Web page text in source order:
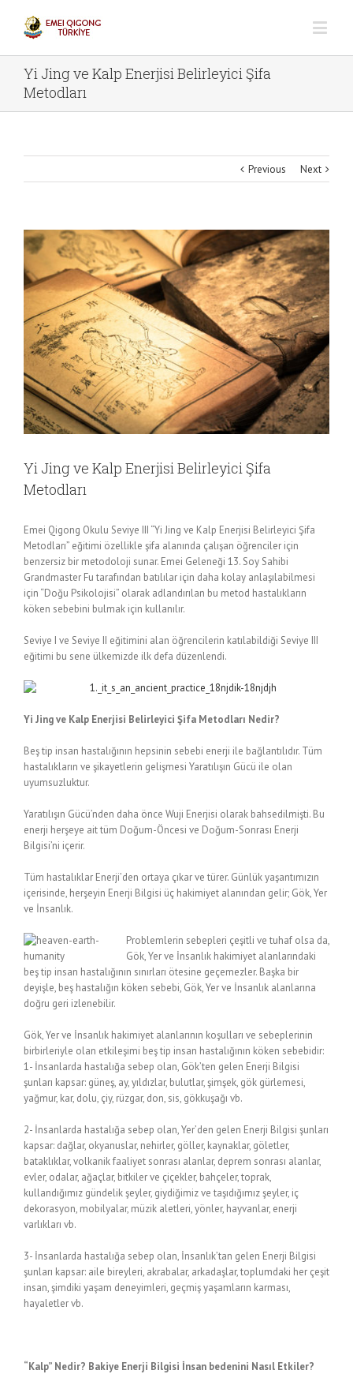
Yi Jing ve Kalp Enerjisi Belirleyici Şifa
Metodları
Previous Next
Yi Jing ve Kalp Enerjisi Belirleyici Şifa
Metodları
Emei Qigong Okulu Seviye III “Yi Jing ve Kalp Enerjisi Belirleyici Şifa
Metodları” eğitimi özellikle şifa alanında çalışan öğrenciler için
benzersiz bir metodoloji sunar. Emei Geleneği 13. Soy Sahibi
Grandmaster Fu tarafından batılılar için daha kolay anlaşılabilmesi
için “Doğu Psikolojisi” olarak adlandırılan bu metod hastalıkların
köken sebebini bulmak için kullanılır.
Seviye I ve Seviye II eğitimini alan öğrencilerin katılabildiği Seviye III
eğitimi bu sene ülkemizde ilk defa düzenlendi.
Yi Jing ve Kalp Enerjisi Belirleyici Şifa Metodları Nedir?
Beş tip insan hastalığının hepsinin sebebi enerji ile bağlantılıdır. Tüm
hastalıkların ve şikayetlerin gelişmesi Yaratılışın Gücü ile olan
uyumsuzluktur.
Yaratılışın Gücü’nden daha önce Wuji Enerjisi olarak bahsedilmişti. Bu
enerji herşeye ait tüm Doğum-Öncesi ve Doğum-Sonrası Enerji
Bilgisi’ni içerir.
Tüm hastalıklar Enerji’den ortaya çıkar ve türer. Günlük yaşantımızın
içerisinde, herşeyin Enerji Bilgisi üç hakimiyet alanından gelir; Gök, Yer
ve İnsanlık.
Problemlerin sebepleri çeşitli ve tuhaf olsa da,
Gök, Yer ve İnsanlık hakimiyet alanlarındaki
beş tip insan hastalığının sınırları ötesine geçemezler. Başka bir
deyişle, beş hastalığın köken sebebi, Gök, Yer ve İnsanlık alanlarına
doğru geri izlenebilir.
Gök, Yer ve İnsanlık hakimiyet alanlarının koşulları ve sebeplerinin
birbirleriyle olan etkileşimi beş tip insan hastalığının köken sebebidir:
1- İnsanlarda hastalığa sebep olan, Gök’ten gelen Enerji Bilgisi
şunları kapsar: güneş, ay, yıldızlar, bulutlar, şimşek, gök gürlemesi,
yağmur, kar, dolu, çiy, rüzgar, don, sis, gökkuşağı vb.
2- İnsanlarda hastalığa sebep olan, Yer’den gelen Enerji Bilgisi şunları
kapsar: dağlar, okyanuslar, nehirler, göller, kaynaklar, göletler,
bataklıklar, volkanik faaliyet sonrası alanlar, deprem sonrası alanlar,
evler, odalar, ağaçlar, bitkiler ve çiçekler, bahçeler, toprak,
kullandığımız gündelik şeyler, giydiğimiz ve taşıdığımız şeyler, iç
dekorasyon, mobilyalar, müzik aletleri, yönler, hayvanlar, enerji
varlıkları vb.
3- İnsanlarda hastalığa sebep olan, İnsanlık’tan gelen Enerji Bilgisi
şunları kapsar: aile bireyleri, akrabalar, arkadaşlar, toplumdaki her çeşit
insan, şimdiki yaşam deneyimleri, geçmiş yaşamların karması,
hayaletler vb.
“Kalp” Nedir? Bakiye Enerji Bilgisi İnsan bedenini Nasıl Etkiler?